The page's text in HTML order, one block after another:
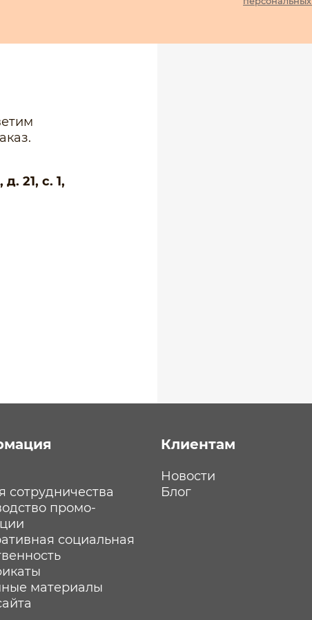
21, с. 1,
сотрудничества
промо-
социальная
материалы
Клиентам
Новости
Блог